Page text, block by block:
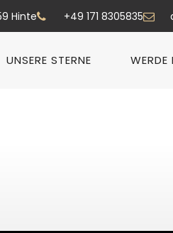
Hinte +49 171 8305835
UNSERE STERNE WERDE